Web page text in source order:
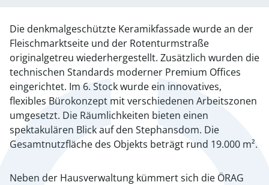
Die denkmalgeschützte Keramikfassade wurde an der
Fleischmarktseite und der Rotenturmstraße
originalgetreu wiederhergestellt. Zusätzlich wurden die
technischen Standards moderner Premium Offices
eingerichtet. Im 6. Stock wurde ein innovatives,
flexibles Bürokonzept mit verschiedenen Arbeitszonen
umgesetzt. Die Räumlichkeiten bieten einen
spektakulären Blick auf den Stephansdom. Die
Gesamtnutzfläche des Objekts beträgt rund 19.000 m².
Neben der Hausverwaltung kümmert sich die ÖRAG